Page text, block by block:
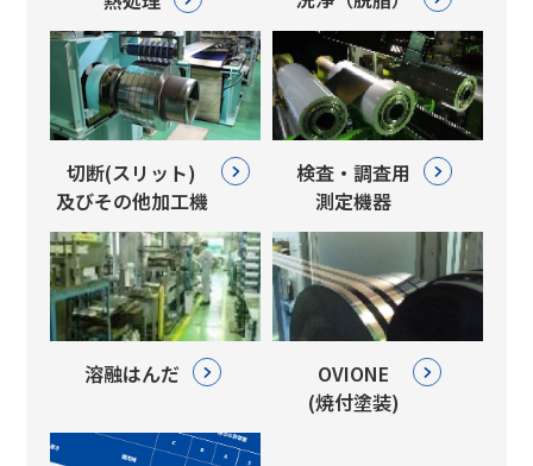
切断(スリット)
及びその他加工機
検査・調査用
測定機器
溶融はんだ
OVIONE
(焼付塗装)